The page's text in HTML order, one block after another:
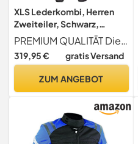
XLS Lederkombi, Herren
Zweiteiler, Schwarz,
Echtleder, zweiteilige
Motorradkombi (62)
PREMIUM QUALITÄT Die XLS Lederkombi Sports-1 begeistert mit ihrer hochwertigen Qualität und dem komfortablen, ergonomischen Schnitt. Das besondere Mattfinish-Leder ist besonders strapazierfähig und macht die Motorradkombi zu einem langlebigen Qualitätsprodukt. Das auffällige, sportliche Design beeindruckt einfach jeden Motorradfahrer. Bonus die Knieschleifer sind abnehmbar!
319,95 € gratis Versand
ZUM ANGEBOT